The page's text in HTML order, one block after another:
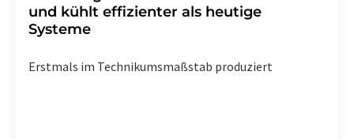
und kühlt effizienter als heutige
Systeme
Erstmals im Technikumsmaßstab produziert